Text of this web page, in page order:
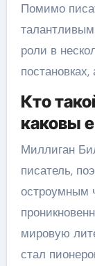
Помимо
роли в
Кто
каковы
Миллиган
писатель,
остроумным
мировую
стал